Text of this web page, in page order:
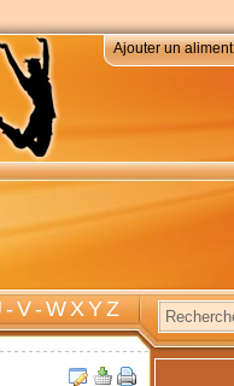
Ajouter un aliment
-V-W X Y Z